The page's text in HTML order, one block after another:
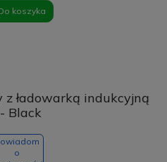
koszyka
ładowarką indukcyjną
Black
o